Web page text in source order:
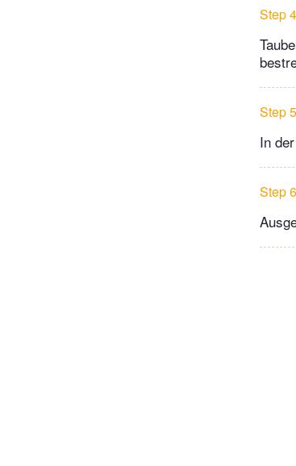
Step 4
Step 5
In
Step 6